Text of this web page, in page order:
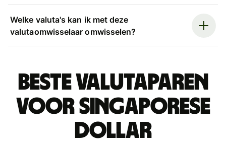
Welke valuta's kan ik met deze
valutaomwisselaar omwisselen?
Beste valutaparen
voor Singaporese
dollar